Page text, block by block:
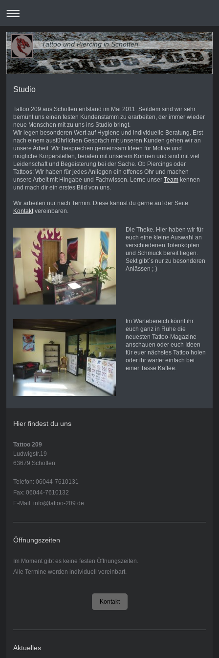
Tattoo und Piercing in Schotten
Studio
Tattoo 209 aus Schotten entstand im Mai 2011. Seitdem sind wir sehr
bemüht uns einen festen Kundenstamm zu erarbeiten, der immer wieder
neue Menschen mit zu uns ins Studio bringt.
Wir legen besonderen Wert auf Hygiene und individuelle Beratung. Erst
nach einem ausführlichen Gespräch mit unseren Kunden gehen wir an
unsere Arbeit. Wir besprechen gemeinsam Ideen für Motive und
mögliche Körperstellen, beraten mit unserem Können und sind mit viel
Leidenschaft und Begeisterung bei der Sache. Ob Piercings oder
Tattoos: Wir haben für jedes Anliegen ein offenes Ohr und machen
unsere Arbeit mit Hingabe und Fachwissen. Lerne unser Teamkennen
und mach dir ein erstes Bild von uns.
Wir arbeiten nur nach Termin. Diese kannst du gerne auf der Seite
Kontaktvereinbaren.
Die Theke. Hier haben wir für
euch eine kleine Auswahl an
verschiedenen Totenköpfen
und Schmuck bereit liegen.
Sekt gibt´s nur zu besonderen
Anlässen ;-)
Im Wartebereich könnt ihr
euch ganz in Ruhe die
neuesten Tattoo-Magazine
anschauen oder euch Ideen
für euer nächstes Tattoo holen
oder ihr wartet einfach bei
einer Tasse Kaffee.
Hier findest du uns
Tattoo 209
Ludwigstr.19
63679 Schotten
Telefon: 06044-7610131
Fax: 06044-7610132
E-Mail: info@tattoo-209.de
Öffnungszeiten
Im Moment gibt es keine festen Öffnungszeiten.
Alle Termine werden individuell vereinbart.
Kontakt
Aktuelles